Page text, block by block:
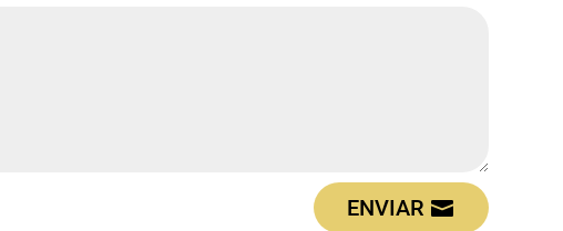
ENVIAR